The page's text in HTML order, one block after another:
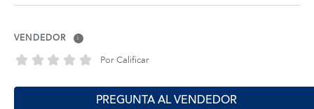
VENDEDOR i
Por Calificar
PREGUNTA AL VENDEDOR